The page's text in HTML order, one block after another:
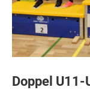
Doppel U11-